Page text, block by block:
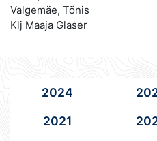
Valgemäe, Tõnis
Klj Maaja Glaser
2024
2021